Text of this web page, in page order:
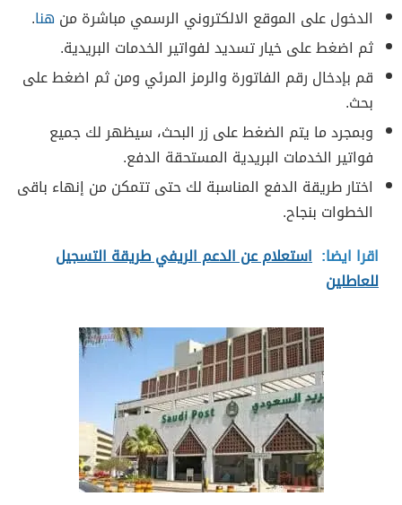
الدخول على الموقع الالكتروني الرسمي مباشرة من هنا.
ثم اضغط على خيار تسديد لفواتير الخدمات البريدية.
قم بإدخال رقم الفاتورة والرمز المرئي ومن ثم اضغط على
بحث.
وبمجرد ما يتم الضغط على زر البحث، سيظهر لك جميع
فواتير الخدمات البريدية المستحقة الدفع.
اختار طريقة الدفع المناسبة لك حتى تتمكن من إنهاء باقى
الخطوات بنجاح.
اقرا ايضا: استعلام عن الدعم الريفي طريقة التسجيل
للعاطلين